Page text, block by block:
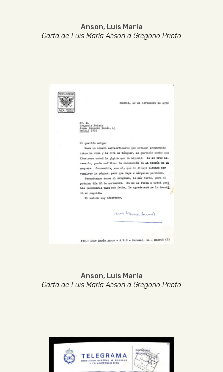
Anson, Luis María
Carta de Luis María Anson a Gregorio Prieto
Anson, Luis María
Carta de Luis María Anson a Gregorio Prieto